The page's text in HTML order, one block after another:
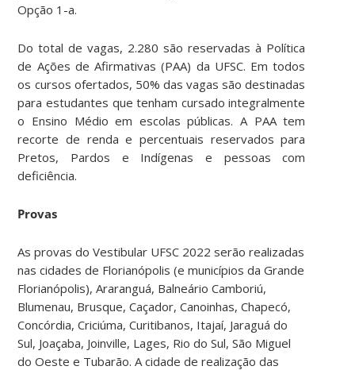
Opção 1-a.
Do total de vagas, 2.280 são reservadas à Política
de Ações de Afirmativas (PAA) da UFSC. Em todos
os cursos ofertados, 50% das vagas são destinadas
para estudantes que tenham cursado integralmente
o Ensino Médio em escolas públicas. A PAA tem
recorte de renda e percentuais reservados para
Pretos, Pardos e Indígenas e pessoas com
deficiência.
Provas
As provas do Vestibular UFSC 2022 serão realizadas
nas cidades de Florianópolis (e municípios da Grande
Florianópolis), Araranguá, Balneário Camboriú,
Blumenau, Brusque, Caçador, Canoinhas, Chapecó,
Concórdia, Criciúma, Curitibanos, Itajaí, Jaraguá do
Sul, Joaçaba, Joinville, Lages, Rio do Sul, São Miguel
do Oeste e Tubarão. A cidade de realização das